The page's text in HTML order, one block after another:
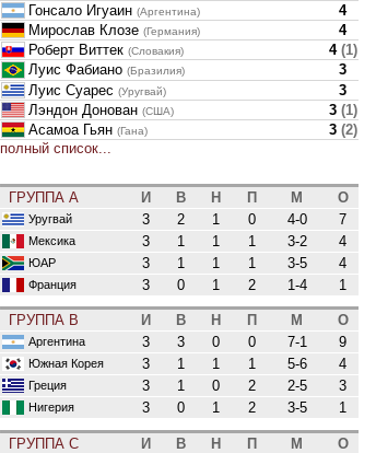
Гонсало Игуаин (Аргентина)
4
Мирослав Клозе (Германия)
4
Роберт Виттек (Словакия) 4 (1)
Луис Фабиано (Бразилия)
3
Луис Суарес (Уругвай)
3
Лэндон Донован (США) 3 (1)
Асамоа Гьян (Гана) 3 (2)
полный список...
ГРУППА A И В Н П М О
Уругвай 3 2 1 0 4-0 7
Мексика 3 1 1 1 3-2 4
ЮАР 3 1 1 1 3-5 4
Франция 3 0 1 2 1-4 1
ГРУППА B И В Н П М О
Аргентина 3 3 0 0 7-1 9
Южная Корея 3 1 1 1 5-6 4
Греция 3 1 0 2 2-5 3
Нигерия 3 0 1 2 3-5 1
ГРУППА C И В Н П М О